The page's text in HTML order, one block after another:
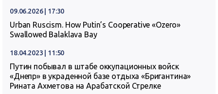
09.06.2026 | 17:30
Urban Ruscism. How Putin’s Cooperative «Ozero»
Swallowed Balaklava Bay
18.04.2023 | 11:50
Путин побывал в штабе оккупационных войск
«Днепр» в украденной базе отдыха «Бригантина»
Рината Ахметова на Арабатской Стрелке